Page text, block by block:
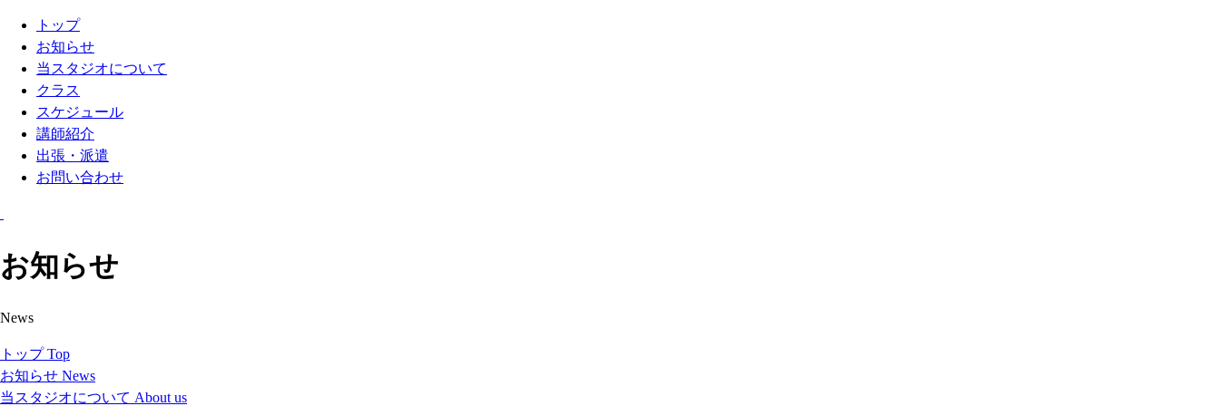
トップ
お知らせ
当スタジオについて
クラス
スケジュール
講師紹介
出張・派遣
お問い合わせ
お知らせ
News
トップ Top
お知らせ News
当スタジオについて About us